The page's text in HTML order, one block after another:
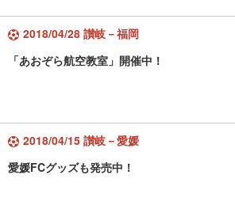
2018/04/28 讃岐－福岡
「あおぞら航空教室」開催中！
2018/04/15 讃岐－愛媛
愛媛FCグッズも発売中！